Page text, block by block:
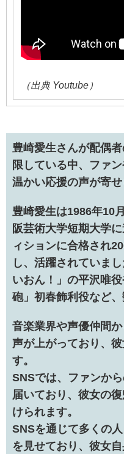
（出典 Youtube）
豊崎愛生さんが配偶
限している中、ファ
温かい応援の声が寄せ
豊崎愛生は1986年10
阪芸術大学短期大学
ィションに合格され
し、活躍されていま
いおん！」の平沢唯
砲」初春飾利役など、
音楽業界や声優仲間
声が上がっており、
す。
SNSでは、ファンか
届いており、彼女の
けられます。
SNSを通じて多くの
を見せており、彼女